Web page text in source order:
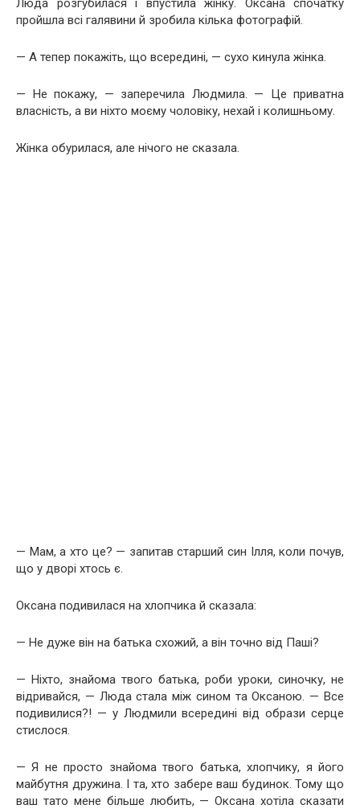
Люда розгубилася і впустила жінку. Оксана спочатку
пройшла всі галявини й зробила кілька фотографій.
— А тепер покажіть, що всередині, — сухо кинула жінка.
— Не покажу, — заперечила Людмила. — Це приватна
власність, а ви ніхто моєму чоловіку, нехай і колишньому.
Жінка обурилася, але нічого не сказала.
— Мам, а хто це? — запитав старший син Ілля, коли почув,
що у дворі хтось є.
Оксана подивилася на хлопчика й сказала:
— Не дуже він на батька схожий, а він точно від Паші?
— Ніхто, знайома твого батька, роби уроки, синочку, не
відривайся, — Люда стала між сином та Оксаною. — Все
подивилися?! — у Людмили всередині від образи серце
стислося.
— Я не просто знайома твого батька, хлопчику, я його
майбутня дружина. І та, хто забере ваш будинок. Тому що
ваш тато мене більше любить, — Оксана хотіла сказати